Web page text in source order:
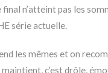
n’atteint pas les
série actuelle.
les mêmes et on
c’est drôle,